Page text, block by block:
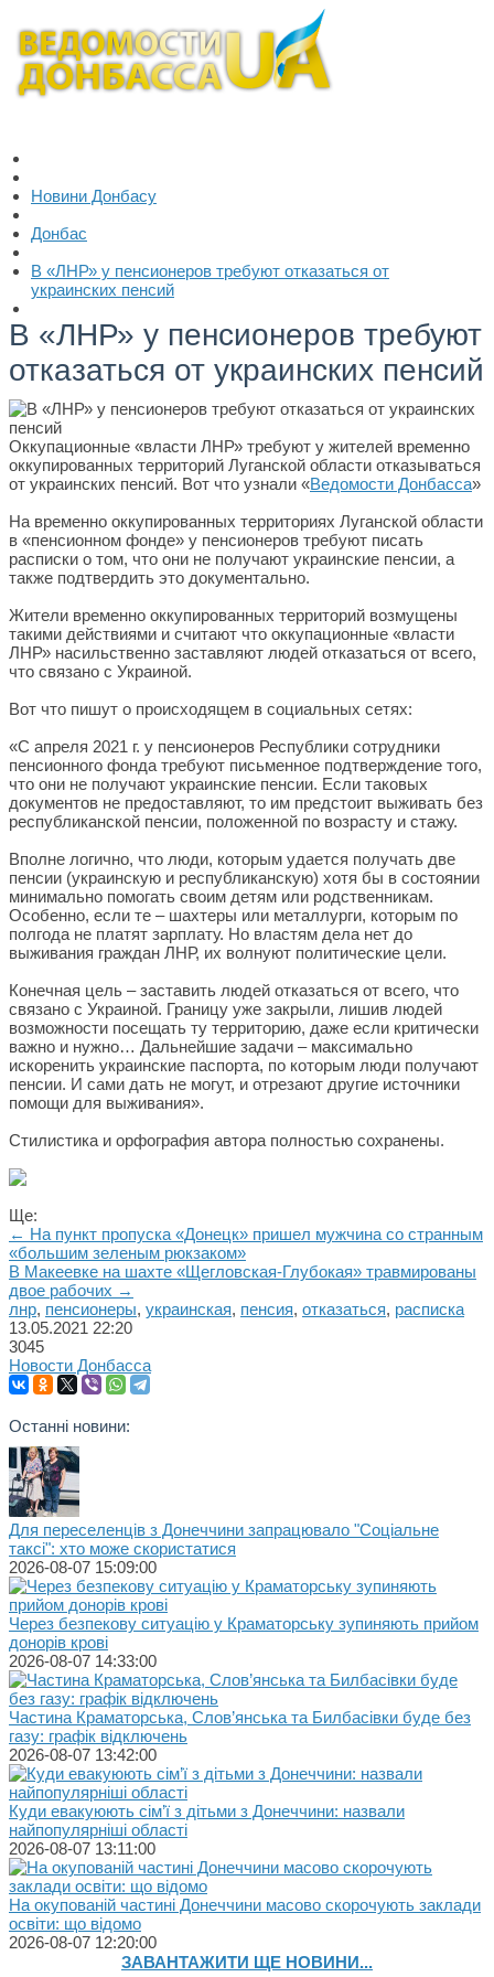
Новини Донбасу
Донбас
В «ЛНР» у пенсионеров требуют отказаться от
украинских пенсий
В «ЛНР» у пенсионеров требуют
отказаться от украинских пенсий
Оккупационные «власти ЛНР» требуют у жителей временно
оккупированных территорий Луганской области отказываться
от украинских пенсий. Вот что узнали «Ведомости Донбасса»
На временно оккупированных территориях Луганской области
в «пенсионном фонде» у пенсионеров требуют писать
расписки о том, что они не получают украинские пенсии, а
также подтвердить это документально.
Жители временно оккупированных территорий возмущены
такими действиями и считают что оккупационные «власти
ЛНР» насильственно заставляют людей отказаться от всего,
что связано с Украиной.
Вот что пишут о происходящем в социальных сетях:
«С апреля 2021 г. у пенсионеров Республики сотрудники
пенсионного фонда требуют письменное подтверждение того,
что они не получают украинские пенсии. Если таковых
документов не предоставляют, то им предстоит выживать без
республиканской пенсии, положенной по возрасту и стажу.
Вполне логично, что люди, которым удается получать две
пенсии (украинскую и республиканскую) хотя бы в состоянии
минимально помогать своим детям или родственникам.
Особенно, если те – шахтеры или металлурги, которым по
полгода не платят зарплату. Но властям дела нет до
выживания граждан ЛНР, их волнуют политические цели.
Конечная цель – заставить людей отказаться от всего, что
связано с Украиной. Границу уже закрыли, лишив людей
возможности посещать ту территорию, даже если критически
важно и нужно… Дальнейшие задачи – максимально
искоренить украинские паспорта, по которым люди получают
пенсии. И сами дать не могут, и отрезают другие источники
помощи для выживания».
Стилистика и орфография автора полностью сохранены.
Ще:
← На пункт пропуска «Донецк» пришел мужчина со странным
«большим зеленым рюкзаком»
В Макеевке на шахте «Щегловская-Глубокая» травмированы
двое рабочих →
лнр, пенсионеры, украинская, пенсия, отказаться, расписка
13.05.2021 22:20
3045
Новости Донбасса
Останні новини:
Для переселенців з Донеччини запрацювало "Соціальне
таксі": хто може скористатися
2026-08-07 15:09:00
Через безпекову ситуацію у Краматорську зупиняють прийом
донорів крові
2026-08-07 14:33:00
Частина Краматорська, Слов’янська та Билбасівки буде без
газу: графік відключень
2026-08-07 13:42:00
Куди евакуюють сім’ї з дітьми з Донеччини: назвали
найпопулярніші області
2026-08-07 13:11:00
На окупованій частині Донеччини масово скорочують заклади
освіти: що відомо
2026-08-07 12:20:00
ЗАВАНТАЖИТИ ЩЕ НОВИНИ...